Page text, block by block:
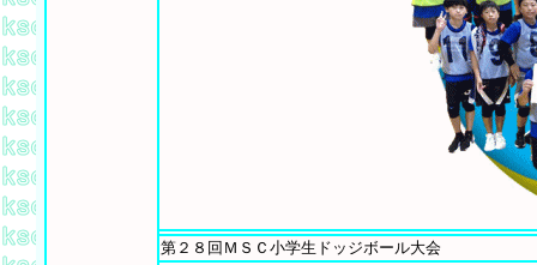
第２８回ＭＳＣ小学生ドッジボール大会